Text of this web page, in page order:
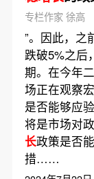
专栏作家 徐高
”。因此，之
跌破5%之后，
期。在今年
场正在观察
是否能够应
将是市场对
长政策是否
措……